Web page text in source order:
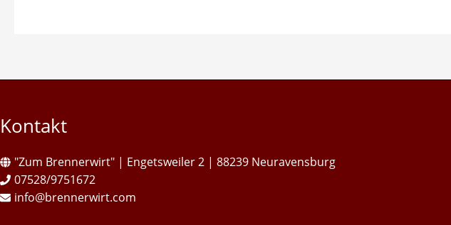
Kontakt
"Zum Brennerwirt" | Engetsweiler 2 | 88239 Neuravensburg
07528/9751672
info@brennerwirt.com